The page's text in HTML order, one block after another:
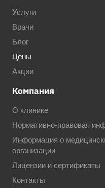
Услуги
Врачи
Блог
Цены
Акции
Компания
О клинике
Нормативно-правовая
Информация о
организации
Лицензии и сертификаты
Контакты